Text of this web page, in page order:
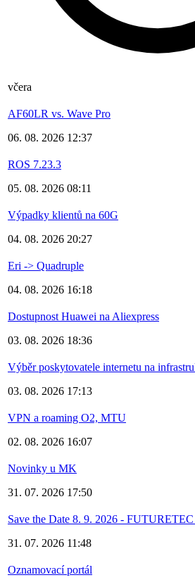
včera
AF60LR vs. Wave Pro
06. 08. 2026 12:37
ROS 7.23.3
05. 08. 2026 08:11
Výpadky klientů na 60G
04. 08. 2026 20:27
Eri -> Quadruple
04. 08. 2026 16:18
Dostupnost Huawei na Aliexpress
03. 08. 2026 18:36
Výběr poskytovatele internetu na
03. 08. 2026 17:13
VPN a roaming O2, MTU
02. 08. 2026 16:07
Novinky u MK
31. 07. 2026 17:50
Save the Date 8. 9. 2026 -
31. 07. 2026 11:48
Oznamovací portál